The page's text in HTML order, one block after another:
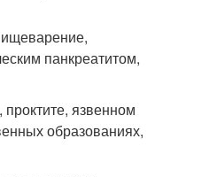
панкреатитом,
язвенном
образованиях,